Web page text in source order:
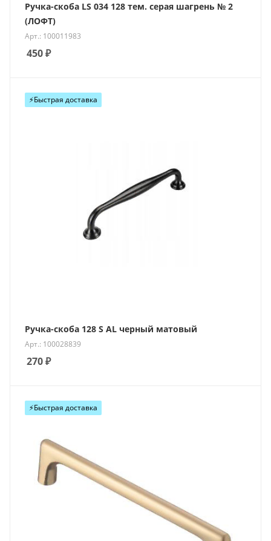
Ручка-скоба LS 034 128 тем. серая шагрень № 2
(ЛОФТ)
Арт.: 100011983
450₽
⚡️Быстрая доставка
Ручка-скоба 128 S AL черный матовый
Арт.: 100028839
270₽
⚡️Быстрая доставка